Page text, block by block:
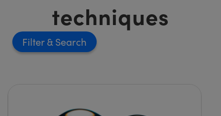
techniques
Filter